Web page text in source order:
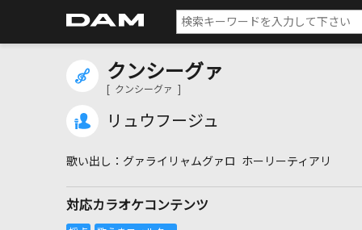
クンシーグァ
[ クンシーグァ ]
リュウフージュ
グァライリャムグァロ ホーリーティアリ
対応カラオケコンテンツ